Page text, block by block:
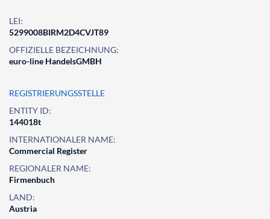
LEI:
5299008BIRM2D4CVJT89
OFFIZIELLE BEZEICHNUNG:
euro-line HandelsGMBH
REGISTRIERUNGSSTELLE
ENTITY ID:
144018t
INTERNATIONALER NAME:
Commercial Register
REGIONALER NAME:
Firmenbuch
LAND:
Austria